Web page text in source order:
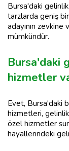
Bursa'daki
tarzlarda geniş
adayının
mümkündür.
Bursa'daki
hizmetler
Evet, Bursa'daki
hizmetleri,
özel hizmetler
hayallerindeki